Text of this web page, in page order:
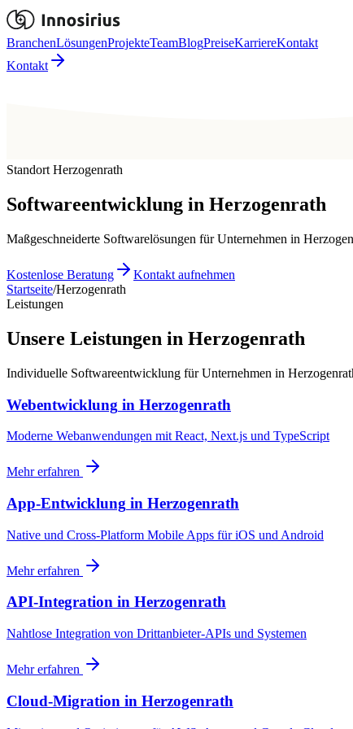
BranchenLösungenProjekteTeamBlogPreiseKarriereKontakt
Kontakt
Standort Herzogenrath
Softwareentwicklung in Herzogenrath
Maßgeschneiderte Softwarelösungen für Unternehmen in
Kostenlose Beratung
Kontakt aufnehmen
Startseite/Herzogenrath
Leistungen
Unsere Leistungen in Herzogenrath
Individuelle Softwareentwicklung für Unternehmen in
Webentwicklung in Herzogenrath
Moderne Webanwendungen mit React, Next.js und TypeScript
Mehr erfahren
App-Entwicklung in Herzogenrath
Native und Cross-Platform Mobile Apps für iOS und Android
Mehr erfahren
API-Integration in Herzogenrath
Nahtlose Integration von Drittanbieter-APIs und Systemen
Mehr erfahren
Cloud-Migration in Herzogenrath